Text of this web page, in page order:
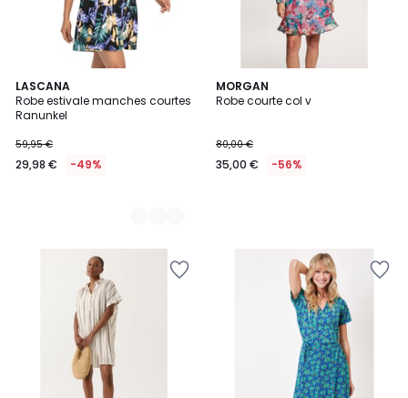
LASCANA
Robe estivale manches courtes
Ranunkel
59,95 €
29,98 € -49%
2
Couleurs
MORGAN
Robe courte col v
80,00 €
35,00 € -56%